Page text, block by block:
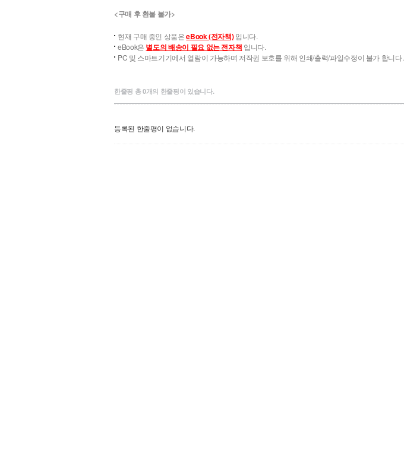
<구매 후 환불 불가>
현재 구매 중인 상품은eBook (전자책)입니다.
eBook은 별도의 배송이 필요 없는 전자책 입니다.
PC 및 스마트기기에서 열람이 가능하며 저작권 보호를 위해 인쇄/출력/파일수정이 불가 합니다.
한줄평 총0개의 한줄평이 있습니다.
등록된 한줄평이 없습니다.